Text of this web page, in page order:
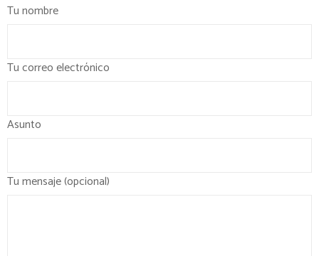
Tu nombre
Tu correo electrónico
Asunto
Tu mensaje (opcional)